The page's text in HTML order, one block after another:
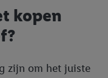
kopen
zijn om het juiste
waaronder de
om uw
kracht in te